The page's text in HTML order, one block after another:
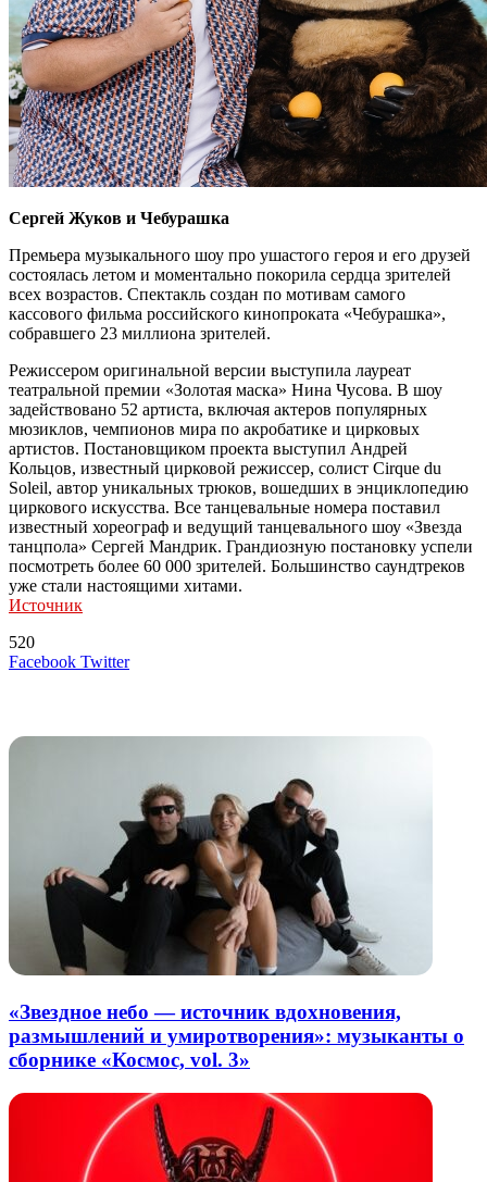
Сергей Жуков и Чебурашка
Премьера музыкального шоу про ушастого героя и его друзей
состоялась летом и моментально покорила сердца зрителей
всех возрастов. Спектакль создан по мотивам самого
кассового фильма российского кинопроката «Чебурашка»,
собравшего 23 миллиона зрителей.
Режиссером оригинальной версии выступила лауреат
театральной премии «Золотая маска» Нина Чусова. В шоу
задействовано 52 артиста, включая актеров популярных
мюзиклов, чемпионов мира по акробатике и цирковых
артистов. Постановщиком проекта выступил Андрей
Кольцов, известный цирковой режиссер, солист Cirque du
Soleil, автор уникальных трюков, вошедших в энциклопедию
циркового искусства. Все танцевальные номера поставил
известный хореограф и ведущий танцевального шоу «Звезда
танцпола» Сергей Мандрик. Грандиозную постановку успели
посмотреть более 60 000 зрителей. Большинство саундтреков
уже стали настоящими хитами.
Источник
520
Facebook TwitterLinkedIn
Tumblr
Reddit
Вконтакте
Одноклассники
Skype
Messenger
Messenger
WhatsApp
Telegram
Viber
Line
Поделиться
Печатать
«Звездное небо — источник вдохновения,
размышлений и умиротворения»: музыканты о
сборнике «Космос, vol. 3»